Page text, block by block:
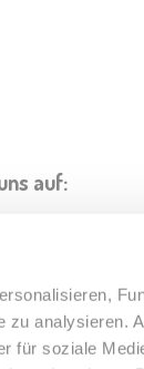
analysieren.
für soziale
auf: